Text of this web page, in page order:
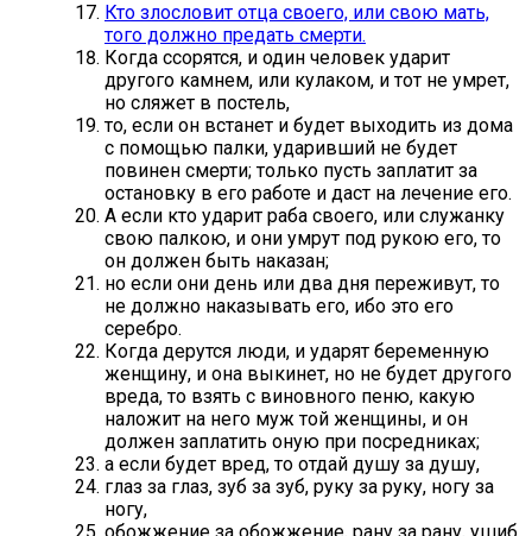
Кто злословит отца своего, или свою мать,
того должно предать смерти.
Когда ссорятся, и один человек ударит
другого камнем, или кулаком, и тот не умрет,
но сляжет в постель,
то, если он встанет и будет выходить из дома
с помощью палки, ударивший не будет
повинен смерти; только пусть заплатит за
остановку в его работе и даст на лечение его.
А если кто ударит раба своего, или служанку
свою палкою, и они умрут под рукою его, то
он должен быть наказан;
но если они день или два дня переживут, то
не должно наказывать его, ибо это его
серебро.
Когда дерутся люди, и ударят беременную
женщину, и она выкинет, но не будет другого
вреда, то взять с виновного пеню, какую
наложит на него муж той женщины, и он
должен заплатить оную при посредниках;
а если будет вред, то отдай душу за душу,
глаз за глаз, зуб за зуб, руку за руку, ногу за
ногу,